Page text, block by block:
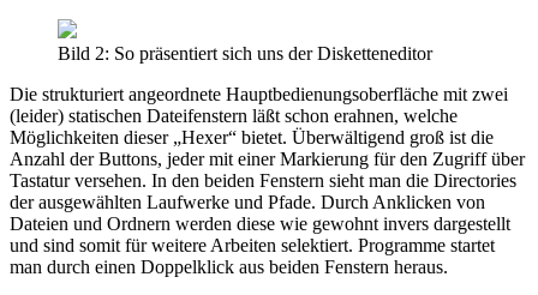
Bild 2: So präsentiert sich uns der Disketteneditor
Die strukturiert angeordnete Hauptbedienungsoberfläche mit zwei
(leider) statischen Dateifenstern läßt schon erahnen, welche
Möglichkeiten dieser „Hexer“ bietet. Überwältigend groß ist die
Anzahl der Buttons, jeder mit einer Markierung für den Zugriff über
Tastatur versehen. In den beiden Fenstern sieht man die Directories
der ausgewählten Laufwerke und Pfade. Durch Anklicken von
Dateien und Ordnern werden diese wie gewohnt invers dargestellt
und sind somit für weitere Arbeiten selektiert. Programme startet
man durch einen Doppelklick aus beiden Fenstern heraus.